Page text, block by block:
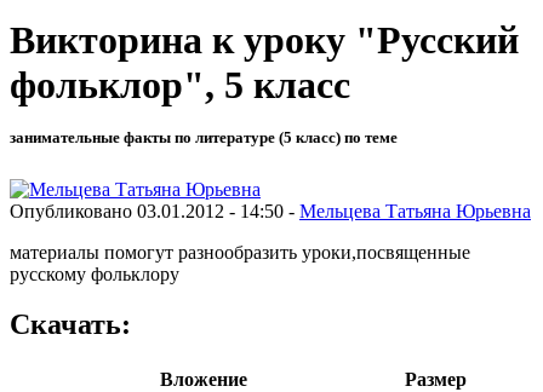
Викторина к уроку "Русский
фольклор", 5 класс
занимательные факты по литературе (5 класс) по теме
Опубликовано 03.01.2012 - 14:50 - Мельцева Татьяна Юрьевна
материалы помогут разнообразить уроки,посвященные
русскому фольклору
Скачать:
Вложение
Размер